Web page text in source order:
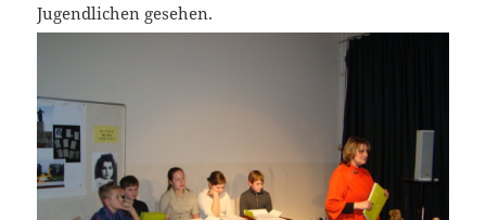
Jugendlichen gesehen.